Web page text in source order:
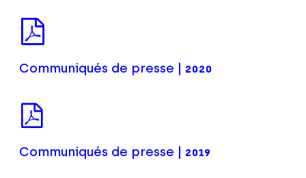
Communiqués de presse | 2020
Communiqués de presse | 2019